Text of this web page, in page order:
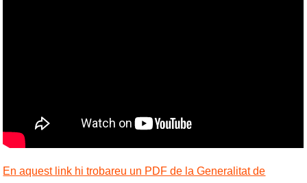
En aquest link hi trobareu un PDF de la Generalitat de